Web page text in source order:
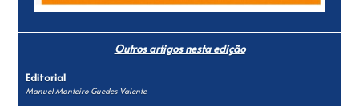
Outros artigos nesta edição
Editorial
Manuel Monteiro Guedes Valente